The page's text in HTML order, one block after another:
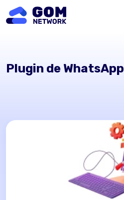
Plugin de WhatsApp